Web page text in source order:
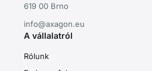
619 00 Brno
info@axagon.eu
A vállalatról
Rólunk